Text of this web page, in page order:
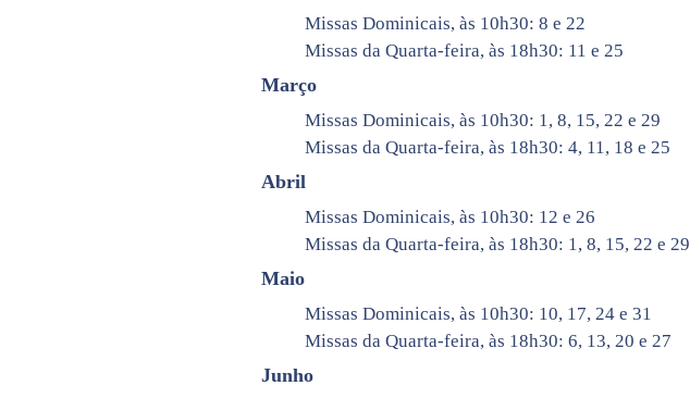
Missas Dominicais, às 10h30: 8 e 22
Missas da Quarta-feira, às 18h30: 11 e 25
Março
Missas Dominicais, às 10h30: 1, 8, 15, 22 e 29
Missas da Quarta-feira, às 18h30: 4, 11, 18 e 25
Abril
Missas Dominicais, às 10h30: 12 e 26
Missas da Quarta-feira, às 18h30: 1, 8, 15, 22 e 29
Maio
Missas Dominicais, às 10h30: 10, 17, 24 e 31
Missas da Quarta-feira, às 18h30: 6, 13, 20 e 27
Junho